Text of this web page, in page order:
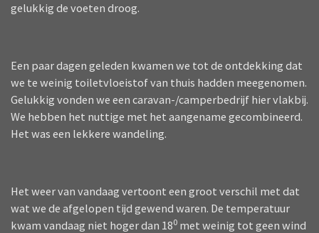
gelukkig de voeten droog.
Een paar dagen geleden kwamen we tot de ontdekking dat
we te weinig toiletvloeistof van thuis hadden meegenomen.
Gelukkig vonden we een caravan-/camperbedrijf hier vlakbij.
We hebben het nuttige met het aangename gecombineerd.
Het was een lekkere wandeling.
Het weer van vandaag vertoont een groot verschil met dat
wat we de afgelopen tijd gewend waren. De temperatuur
kwam vandaag niet hoger dan 180 met weinig tot geen wind